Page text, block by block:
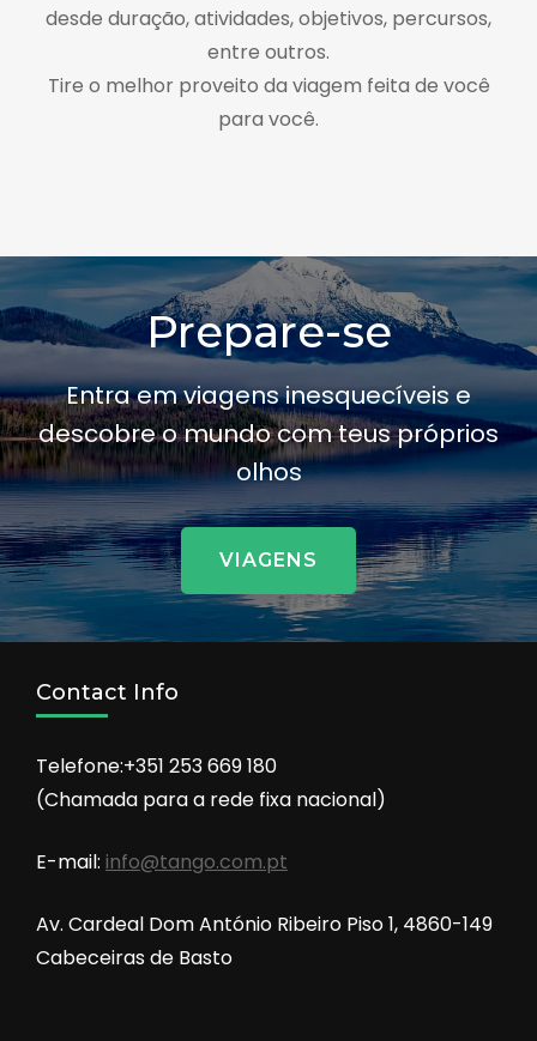
desde duração, atividades, objetivos, percursos,
entre outros.
Tire o melhor proveito da viagem feita de você
para você.
Prepare-se
Entra em viagens inesquecíveis e
descobre o mundo com teus próprios
olhos
VIAGENS
Contact Info
Telefone:+351 253 669 180
(Chamada para a rede fixa nacional)
E-mail: info@tango.com.pt
Av. Cardeal Dom António Ribeiro Piso 1, 4860-149
Cabeceiras de Basto